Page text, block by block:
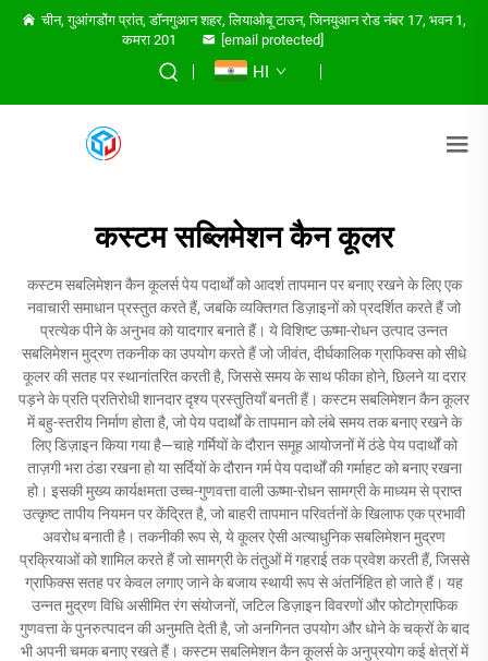
चीन, गुआंगडोंग प्रांत, डॉनगुआन शहर, लियाओबू टाउन, जिनयुआन रोड नंबर 17, भवन 1,
कमरा 201
[email protected]
HI
कस्टम सब्लिमेशन कैन कूलर
कस्टम सबलिमेशन कैन कूलर्स पेय पदार्थों को आदर्श तापमान पर बनाए रखने के लिए एक
नवाचारी समाधान प्रस्तुत करते हैं, जबकि व्यक्तिगत डिज़ाइनों को प्रदर्शित करते हैं जो
प्रत्येक पीने के अनुभव को यादगार बनाते हैं। ये विशिष्ट ऊष्मा-रोधन उत्पाद उन्नत
सबलिमेशन मुद्रण तकनीक का उपयोग करते हैं जो जीवंत, दीर्घकालिक ग्राफिक्स को सीधे
कूलर की सतह पर स्थानांतरित करती है, जिससे समय के साथ फीका होने, छिलने या दरार
पड़ने के प्रति प्रतिरोधी शानदार दृश्य प्रस्तुतियाँ बनती हैं। कस्टम सबलिमेशन कैन कूलर
में बहु-स्तरीय निर्माण होता है, जो पेय पदार्थों के तापमान को लंबे समय तक बनाए रखने के
लिए डिज़ाइन किया गया है—चाहे गर्मियों के दौरान समूह आयोजनों में ठंडे पेय पदार्थों को
ताज़गी भरा ठंडा रखना हो या सर्दियों के दौरान गर्म पेय पदार्थों की गर्माहट को बनाए रखना
हो। इसकी मुख्य कार्यक्षमता उच्च-गुणवत्ता वाली ऊष्मा-रोधन सामग्री के माध्यम से प्राप्त
उत्कृष्ट तापीय नियमन पर केंद्रित है, जो बाहरी तापमान परिवर्तनों के खिलाफ एक प्रभावी
अवरोध बनाती है। तकनीकी रूप से, ये कूलर ऐसी अत्याधुनिक सबलिमेशन मुद्रण
प्रक्रियाओं को शामिल करते हैं जो सामग्री के तंतुओं में गहराई तक प्रवेश करती हैं, जिससे
ग्राफिक्स सतह पर केवल लगाए जाने के बजाय स्थायी रूप से अंतर्निहित हो जाते हैं। यह
उन्नत मुद्रण विधि असीमित रंग संयोजनों, जटिल डिज़ाइन विवरणों और फोटोग्राफिक
गुणवत्ता के पुनरुत्पादन की अनुमति देती है, जो अनगिनत उपयोग और धोने के चक्रों के बाद
भी अपनी चमक बनाए रखते हैं। कस्टम सबलिमेशन कैन कूलर्स के अनुप्रयोग कई क्षेत्रों में